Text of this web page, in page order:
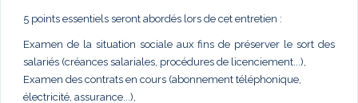
5 points essentiels seront abordés lors de cet entretien :
Examen de la situation sociale aux fins de préserver le sort des
salariés (créances salariales, procédures de licenciement...),
Examen des contrats en cours (abonnement téléphonique,
électricité, assurance...),